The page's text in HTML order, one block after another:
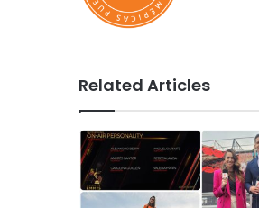
Related Articles